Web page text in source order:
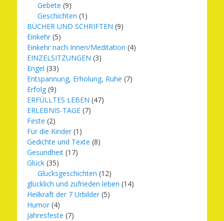
Gebete (9)
Geschichten (1)
BÜCHER UND SCHRIFTEN (9)
Einkehr (5)
Einkehr nach Innen/Meditation (4)
EINZELSITZUNGEN (3)
Engel (33)
Entspannung, Erholung, Ruhe (7)
Erfolg (9)
ERFÜLLTES LEBEN (47)
ERLEBNIS-TAGE (7)
Feste (2)
Für die Kinder (1)
Gedichte und Texte (8)
Gesundheit (17)
Glück (35)
Glücksgeschichten (12)
glücklich und zufrieden leben (14)
Heilkraft der 7 Urbilder (5)
Humor (4)
Jahresfeste (7)